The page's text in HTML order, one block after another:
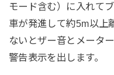
モード含む）に入れて
車が発進して約5m以上
ないとザー音とメータ
警告表示を出します。